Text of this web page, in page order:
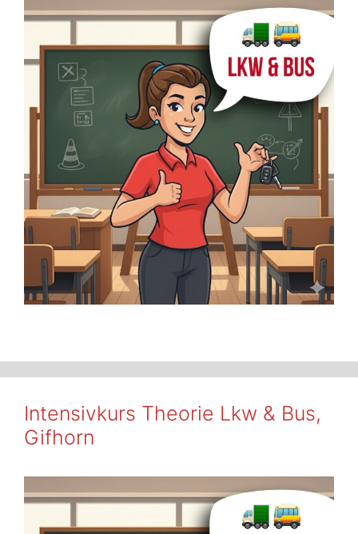
Intensivkurs Theorie Lkw & Bus,
Gifhorn